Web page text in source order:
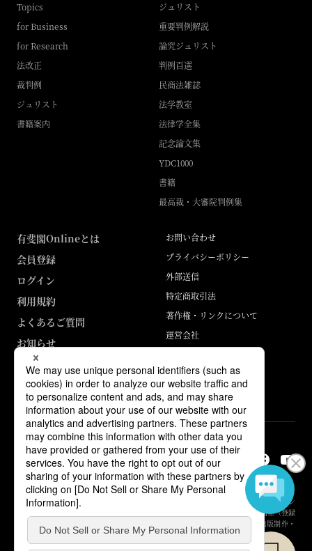
Topics
for Business
for Research
法改正
裁判例
ジュリスト
書籍案内
ジュリスト
重要判例解説
論究ジュリスト
判例百選
民商法雑誌
法学教室
法律学全集
記念論文集
YDC1000
書籍
最高裁・大審院判例集
有斐閣Onlineとは
会員登録
ログイン
利用規約
よくあるご質問
お知らせ
お問い合わせ
プライバシーポリシー
外部送信
特定商取引法
著作権・リンクについて
運営会社
ABJマークは、この電子書店・電子書籍配信サービスが、著作権者からコン
テンツ使用許諾を得た正規版配信サービスであることを示す登録商標（登録
番号 第6091713号）です。詳しくは［ABJマーク］または［電子出版制作・
流通協議会］で検索してください。